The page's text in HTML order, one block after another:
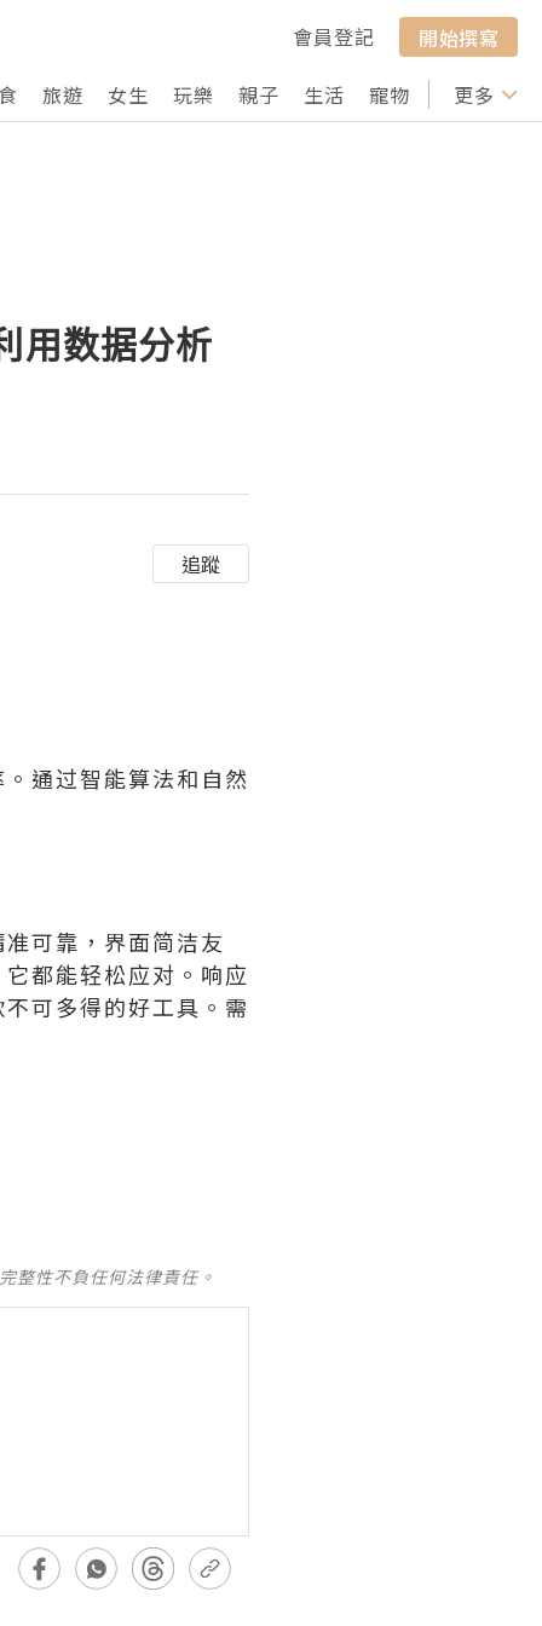
會員登記
開始撰寫
旅遊 女生 玩樂 親子 生活 寵物 行山 打卡
更多
用数据分析
追蹤
通过智能算法和自然
可靠，界面简洁友
都能轻松应对。响应
可多得的好工具。需
整性不負任何法律責任。